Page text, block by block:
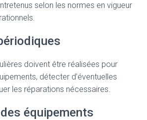
selon les normes en vigueur
doivent être réalisées pour
détecter d’éventuelles
les réparations nécessaires.
équipements